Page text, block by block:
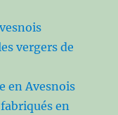
vergers de
en Avesnois
en